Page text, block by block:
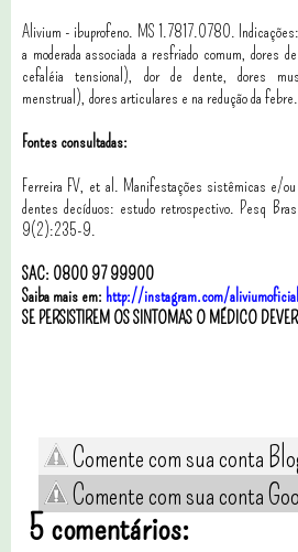
Alivium - ibuprofeno. MS 1.7817.0780. Indicações:
a moderada associada a resfriado comum, dores
cefaléia tensional), dor de dente, dores
menstrual), dores articulares e na redução da
Fontes consultadas:
Ferreira FV, et al. Manifestações sistêmicas e/ou
dentes decíduos: estudo retrospectivo. Pesq
9(2):235-9.
SAC: 0800 97 99900
Saiba mais em: http://instagram.com/aliviumoficial
SE PERSISTIREM OS SINTOMAS O MÉDICO
Comente com sua conta
Comente com sua conta
5 comentários: